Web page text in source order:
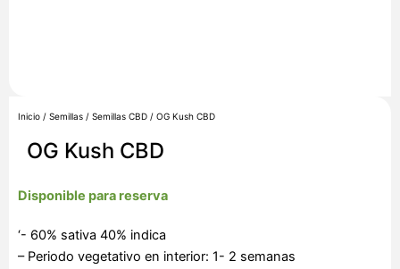
Inicio / Semillas / Semillas CBD / OG Kush CBD
OG Kush CBD
Disponible para reserva
‘- 60% sativa 40% indica
– Periodo vegetativo en interior: 1- 2 semanas